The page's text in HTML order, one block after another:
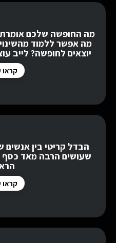
מה החופשה שלכם
מה אפשר ללמוד
יוצאים לחופשה? לייב
קראו
הבדל קריטי בין אנשים
שעושים הרבה מאד כסף
קראו